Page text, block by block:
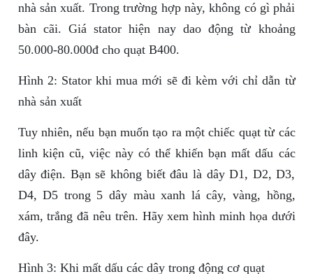
nhà sản xuất. Trong trường hợp này, không có gì phải
bàn cãi. Giá stator hiện nay dao động từ khoảng
50.000-80.000đ cho quạt B400.
Hình 2: Stator khi mua mới sẽ đi kèm với chỉ dẫn từ
nhà sản xuất
Tuy nhiên, nếu bạn muốn tạo ra một chiếc quạt từ các
linh kiện cũ, việc này có thể khiến bạn mất dấu các
dây điện. Bạn sẽ không biết đâu là dây D1, D2, D3,
D4, D5 trong 5 dây màu xanh lá cây, vàng, hồng,
xám, trắng đã nêu trên. Hãy xem hình minh họa dưới
đây.
Hình 3: Khi mất dấu các dây trong động cơ quạt